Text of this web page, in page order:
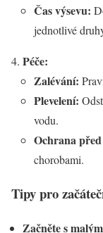
Čas výsevu:
jednotlivé
Péče:
Zalévání:
Plevelení:
vodu.
Ochrana
chorobami.
Tipy pro
Začněte s